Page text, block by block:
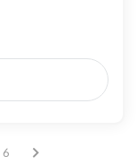
la page
sur la page
Vous êtes sur la page
6